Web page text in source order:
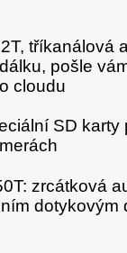
tříkanálová
pošle
cloudu
SD karty
zrcátková
dotykovým